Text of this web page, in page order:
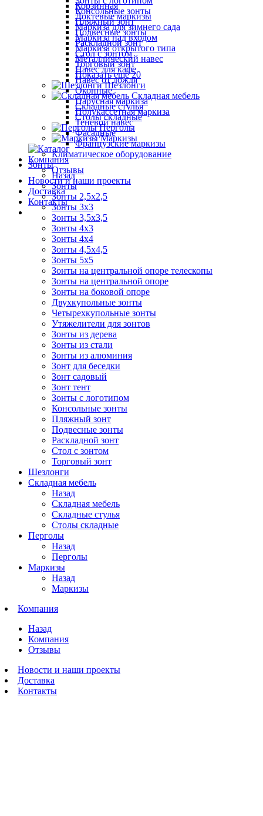
Консольные зонты
Пляжный зонт
Подвесные зонты
Раскладной зонт
Стол с зонтом
Торговый зонт
Показать ещё 20
Шезлонги
Складная мебель
Складные стулья
Столы складные
Перголы
Маркизы
Компания
Отзывы
Новости и наши проекты
Доставка
Контакты
Корзинная
Локтевые маркизы
Маркиза для зимнего сада
Маркиза над входом
Маркиза открытого типа
Металлический навес
Навес для кафе
Навес от дождя
Оконные
Парусная маркиза
Полукассетная маркиза
Теневой навес
Фасадные
Французские маркизы
Климатическое оборудование
Зонты
Назад
Зонты
Зонты 2,5х2,5
Зонты 3х3
Зонты 3,5х3,5
Зонты 4х3
Зонты 4х4
Зонты 4,5х4,5
Зонты 5х5
Зонты на центральной опоре телескопы
Зонты на центральной опоре
Зонты на боковой опоре
Двухкупольные зонты
Четырехкупольные зонты
Утяжелители для зонтов
Зонты из дерева
Зонты из стали
Зонты из алюминия
Зонт для беседки
Зонт садовый
Зонт тент
Зонты с логотипом
Консольные зонты
Пляжный зонт
Подвесные зонты
Раскладной зонт
Стол с зонтом
Торговый зонт
Шезлонги
Складная мебель
Назад
Складная мебель
Складные стулья
Столы складные
Перголы
Назад
Перголы
Маркизы
Назад
Маркизы
Компания
Назад
Компания
Отзывы
Новости и наши проекты
Доставка
Контакты